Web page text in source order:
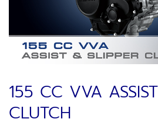
155 CC VVA
CLUTCH